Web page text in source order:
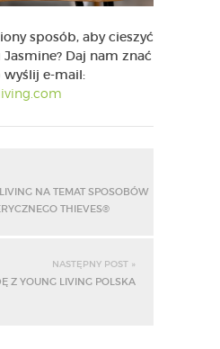
sposób, aby cieszyć
Daj nam znać
e-mail:
NA TEMAT SPOSOBÓW
THIEVES®
NASTĘPNY POST »
Z YOUNG LIVING POLSKA